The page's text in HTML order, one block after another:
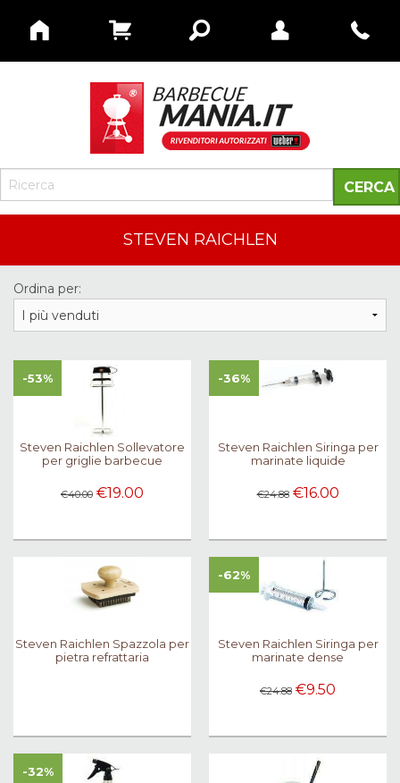
STEVEN RAICHLEN
Ordina per:
Steven Raichlen Sollevatore
per griglie barbecue
€40.00 €19.00
-53%
Steven Raichlen Siringa per
marinate liquide
€24.88€16.00
-36%
Steven Raichlen Spazzola per
pietra refrattaria
Steven Raichlen Siringa per
marinate dense
€24.88 €9.50
-62%
-32%